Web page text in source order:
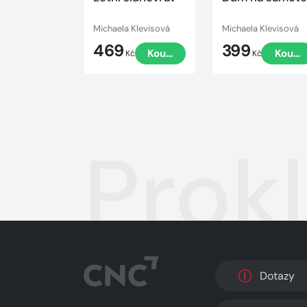
Michaela Klevisová
469 Kč Koupit
Michaela Klevisová
399 Kč
Dotazy